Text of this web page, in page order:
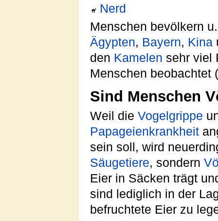
Nerd
Menschen bevölkern
Ägypten, Bayern, Kina
den Kamelen sehr viel
Menschen
Sind Menschen
Weil die Vogelgrippe
Papageienkrankheit
sein soll, wird
Säugetiere, sondern
Eier in Säcken trägt
sind lediglich in der
befruchtete Eier zu